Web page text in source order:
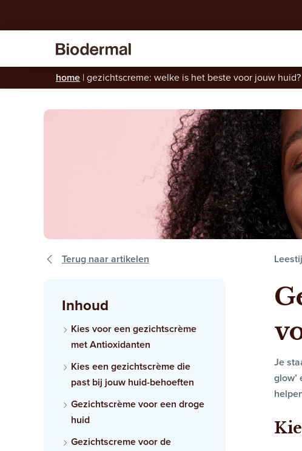
home |gezichtscreme: welke is het beste voor jouw huid?
Terug naar artikelen
Inhoud
Kies voor een gezichtscrème
met Antioxidanten
Kies een gezichtscrème die
past bij jouw huid-behoeften
Gezichtscrème voor een droge
huid
Gezichtscreme voor de
Je